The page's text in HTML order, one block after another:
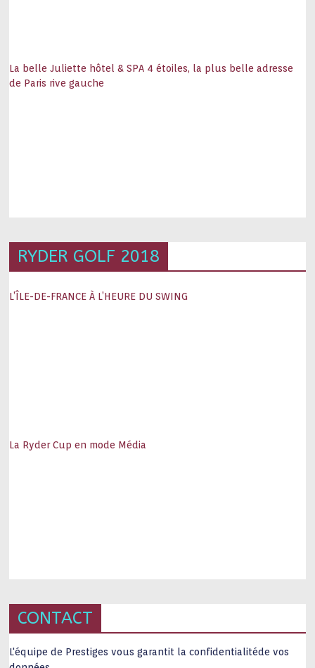
La belle Juliette hôtel & SPA 4 étoiles, la plus belle adresse
de Paris rive gauche
RYDER GOLF 2018
L’ÎLE-DE-FRANCE À L’HEURE DU SWING
La Ryder Cup en mode Média
CONTACT
L'équipe de Prestiges vous garantit la confidentialitéde vos